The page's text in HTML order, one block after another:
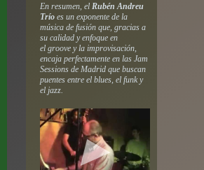
En resumen, el Rubén Andreu
Tríoes un exponente de la
música de fusión que, gracias a
su calidad y enfoque en
el groovey la improvisación,
encaja perfectamente en las Jam
Sessionsde Madrid que buscan
puentes entre el blues, el funky
el jazz.